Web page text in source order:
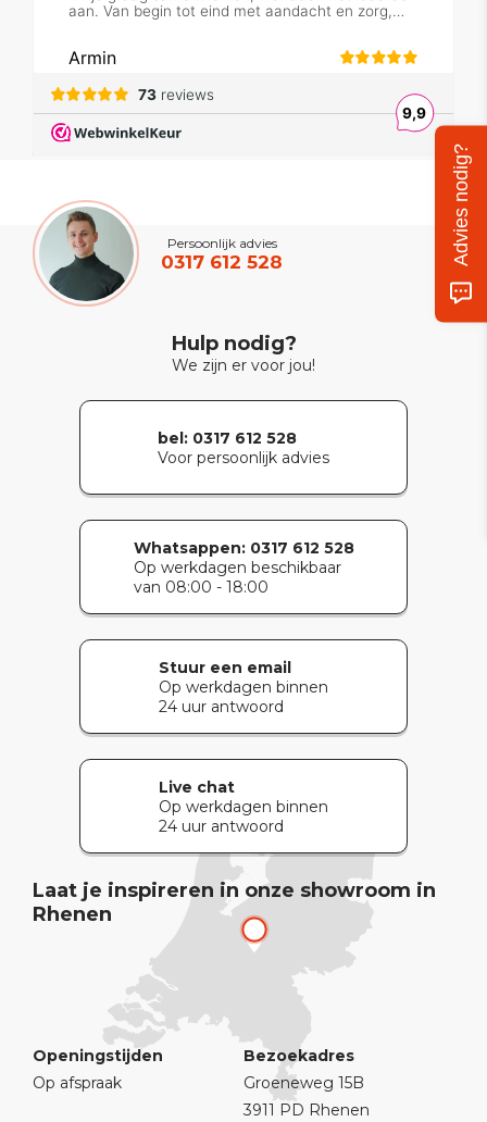
Persoonlijk advies
0317 612 528
Hulp nodig?
We zijn er voor jou!
bel: 0317 612 528
Voor persoonlijk advies
Whatsappen:0317 612 528
Op werkdagen beschikbaar
van 08:00 - 18:00
Stuur een email
Op werkdagen binnen
24 uur antwoord
Live chat
Op werkdagen binnen
24 uur antwoord
Laat je inspireren in onze showroom in
Rhenen
Openingstijden
Op afspraak
Bezoekadres
Groeneweg 15B
3911 PD Rhenen
Advies nodig?